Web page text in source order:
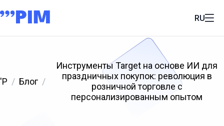
RU
'P Блог
Инструменты Target на основе ИИ для
праздничных покупок: революция в
розничной торговле с
персонализированным опытом